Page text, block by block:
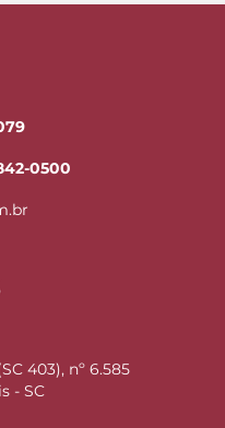
0500
403), nº 6.585
- SC